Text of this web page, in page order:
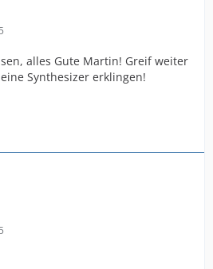
alles Gute Martin! Greif weiter
Synthesizer erklingen!